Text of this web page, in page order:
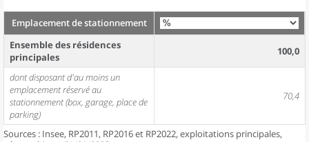
Emplacement de stationnement
Ensemble des résidences
principales
100,0
dont disposant d'au moins un
emplacement réservé au
stationnement (box, garage, place de
parking)
70,4
Sources : Insee, RP2011, RP2016 et RP2022, exploitations principales,